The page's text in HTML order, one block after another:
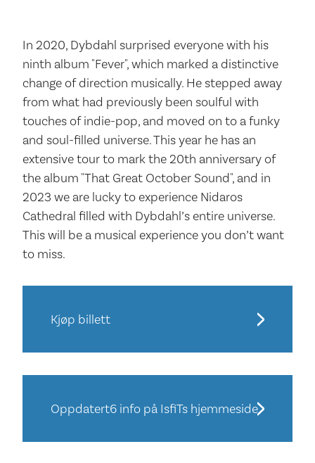
In 2020, Dybdahl surprised everyone with his
ninth album "Fever", which marked a distinctive
change of direction musically. He stepped away
from what had previously been soulful with
touches of indie-pop, and moved on to a funky
and soul-filled universe. This year he has an
extensive tour to mark the 20th anniversary of
the album "That Great October Sound", and in
2023 we are lucky to experience Nidaros
Cathedral filled with Dybdahl’s entire universe.
This will be a musical experience you don’t want
to miss.
Kjøp billett
Oppdatert6 info på IsfiTs hjemmeside